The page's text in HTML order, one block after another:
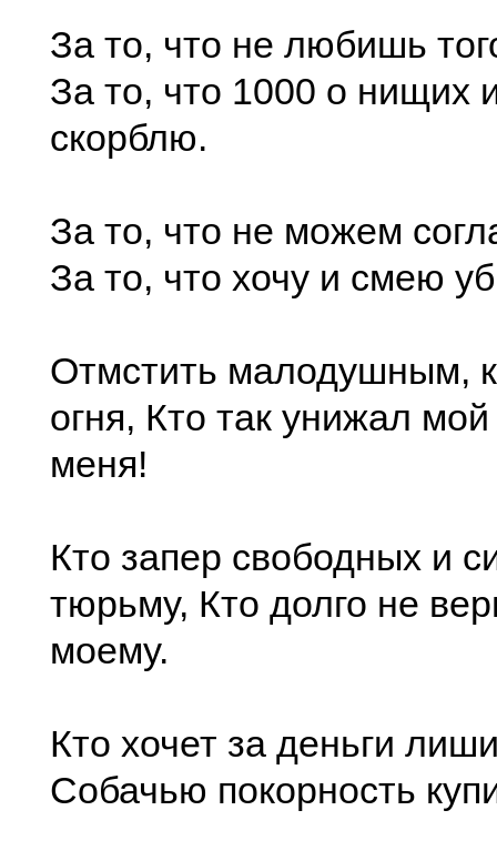
За то, что не любишь
За то, что 1000 о нищих
скорблю.
За то, что не можем
За то, что хочу и смею
Отмстить малодушным,
огня, Кто так унижал
меня!
Кто запер свободных и
тюрьму, Кто долго не
моему.
Кто хочет за деньги
Собачью покорность